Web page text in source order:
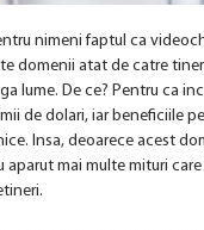
nimeni faptul ca
domenii atat de catre
lume. De ce? Pentru ca
de dolari, iar beneficiile
Insa, deoarece acest
aparut mai multe mituri